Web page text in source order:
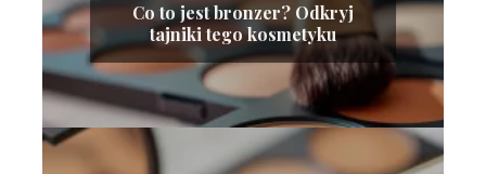
Co to jest bronzer? Odkryj
tajniki tego kosmetyku